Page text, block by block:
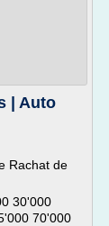
| Auto
Rachat de
30'000
70'000